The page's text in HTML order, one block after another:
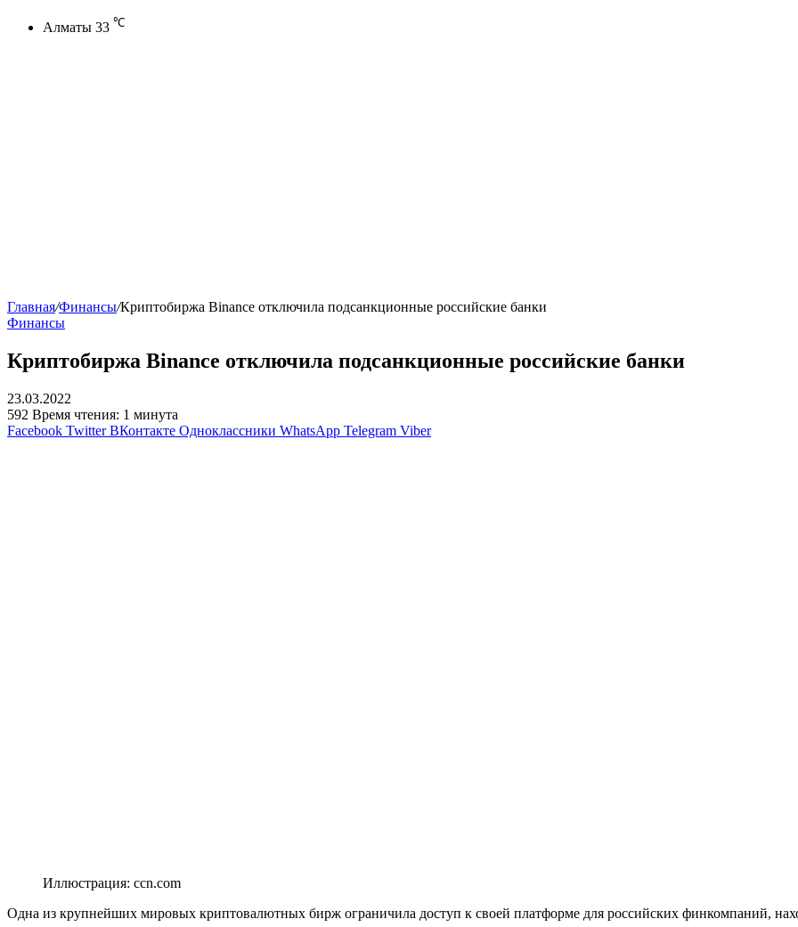
Алматы 33 ℃
Главная/Финансы/Криптобиржа Binance отключила подсанкционные российские банки
Финансы
Криптобиржа Binance отключила подсанкционные российские банки
23.03.2022
592 Время чтения: 1 минута
Facebook Twitter ВКонтакте Одноклассники WhatsApp Telegram Viber
Иллюстрация: ccn.com
Одна из крупнейших мировых криптовалютных бирж ограничила доступ к своей платформе для российских финкомпаний,